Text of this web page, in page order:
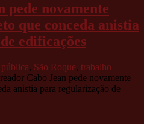
pede novamente
que conceda anistia
edificações
, São Roque, trabalho
Cabo Jean pede novamente
anistia para regularização de